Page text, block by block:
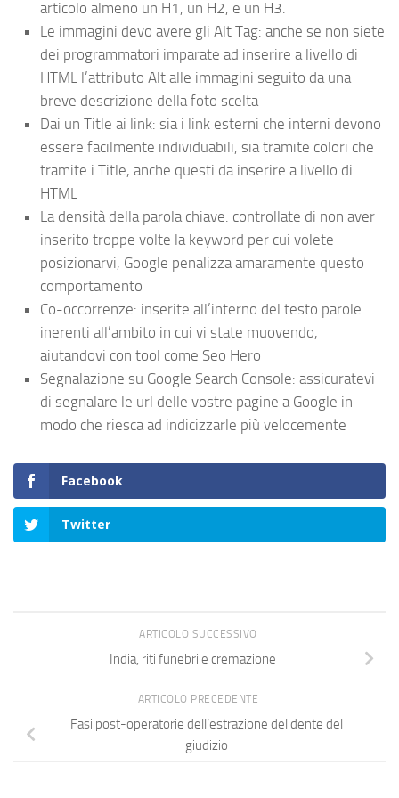
articolo almeno un H1, un H2, e un H3.
Le immagini devo avere gli Alt Tag: anche se non siete
dei programmatori imparate ad inserire a livello di
HTML l’attributo Alt alle immagini seguito da una
breve descrizione della foto scelta
Dai un Title ai link: sia i link esterni che interni devono
essere facilmente individuabili, sia tramite colori che
tramite i Title, anche questi da inserire a livello di
HTML
La densità della parola chiave: controllate di non aver
inserito troppe volte la keyword per cui volete
posizionarvi, Google penalizza amaramente questo
comportamento
Co-occorrenze: inserite all’interno del testo parole
inerenti all’ambito in cui vi state muovendo,
aiutandovi con tool come Seo Hero
Segnalazione su Google Search Console: assicuratevi
di segnalare le url delle vostre pagine a Google in
modo che riesca ad indicizzarle più velocemente
Facebook
Twitter
ARTICOLO SUCCESSIVO
India, riti funebri e cremazione
ARTICOLO PRECEDENTE
Fasi post-operatorie dell’estrazione del dente del
giudizio